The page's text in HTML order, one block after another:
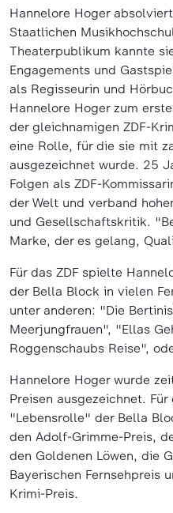
Hannelore Hoger
Staatlichen
Theaterpublikum kannte
Engagements und
als Regisseurin und
Hannelore Hoger zum
der gleichnamigen ZDF-
eine Rolle, für die sie mit
ausgezeichnet wurde. 25
Folgen als ZDF-
der Welt und verband
und Gesellschaftskritik.
Marke, der es gelang,
Für das ZDF spielte
der Bella Block in vielen
unter anderen: "Die
Meerjungfrauen", "Ellas
Roggenschaubs Reise",
Hannelore Hoger wurde
Preisen ausgezeichnet.
"Lebensrolle" der Bella
den Adolf-Grimme-Preis,
den Goldenen Löwen, die
Bayerischen Fernsehpreis
Krimi-Preis.